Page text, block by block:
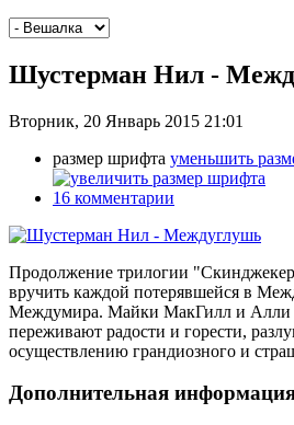
Шустерман Нил -
Вторник, 20 Январь 2015 21:01
размер шрифта уменьшить
16 комментарии
Продолжение трилогии
вручить каждой потерявшейся в
Междумира. Майки МакГилл и Алли
переживают радости и горести,
осуществлению грандиозного и
Дополнительная